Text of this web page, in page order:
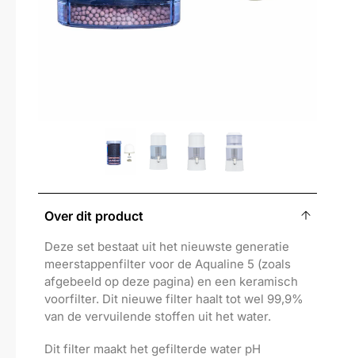
Over dit product
Deze set bestaat uit het nieuwste generatie
meerstappenfilter voor de Aqualine 5 (zoals
afgebeeld op deze pagina) en een keramisch
voorfilter. Dit nieuwe filter haalt tot wel 99,9%
van de vervuilende stoffen uit het water.
Dit filter maakt het gefilterde water pH